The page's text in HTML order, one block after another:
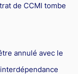
de CCMI tombe
annulé avec le